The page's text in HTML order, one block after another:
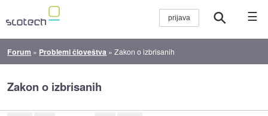
☰
Forum » Problemi človeštva »Zakon o izbrisanih
Zakon o izbrisanih